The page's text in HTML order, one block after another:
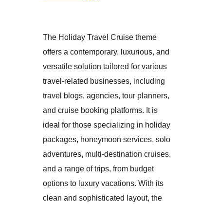
The Holiday Travel Cruise theme
offers a contemporary, luxurious, and
versatile solution tailored for various
travel-related businesses, including
travel blogs, agencies, tour planners,
and cruise booking platforms. It is
ideal for those specializing in holiday
packages, honeymoon services, solo
adventures, multi-destination cruises,
and a range of trips, from budget
options to luxury vacations. With its
clean and sophisticated layout, the